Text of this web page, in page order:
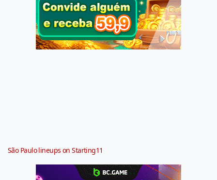
São Paulo lineups on Starting11